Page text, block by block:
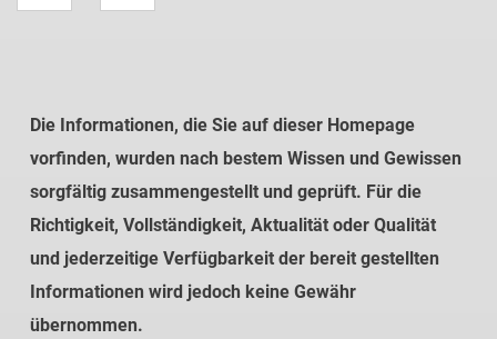
Die Informationen, die Sie auf dieser Homepage
vorfinden, wurden nach bestem Wissen und Gewissen
sorgfältig zusammengestellt und geprüft. Für die
Richtigkeit, Vollständigkeit, Aktualität oder Qualität
und jederzeitige Verfügbarkeit der bereit gestellten
Informationen wird jedoch keine Gewähr
übernommen.